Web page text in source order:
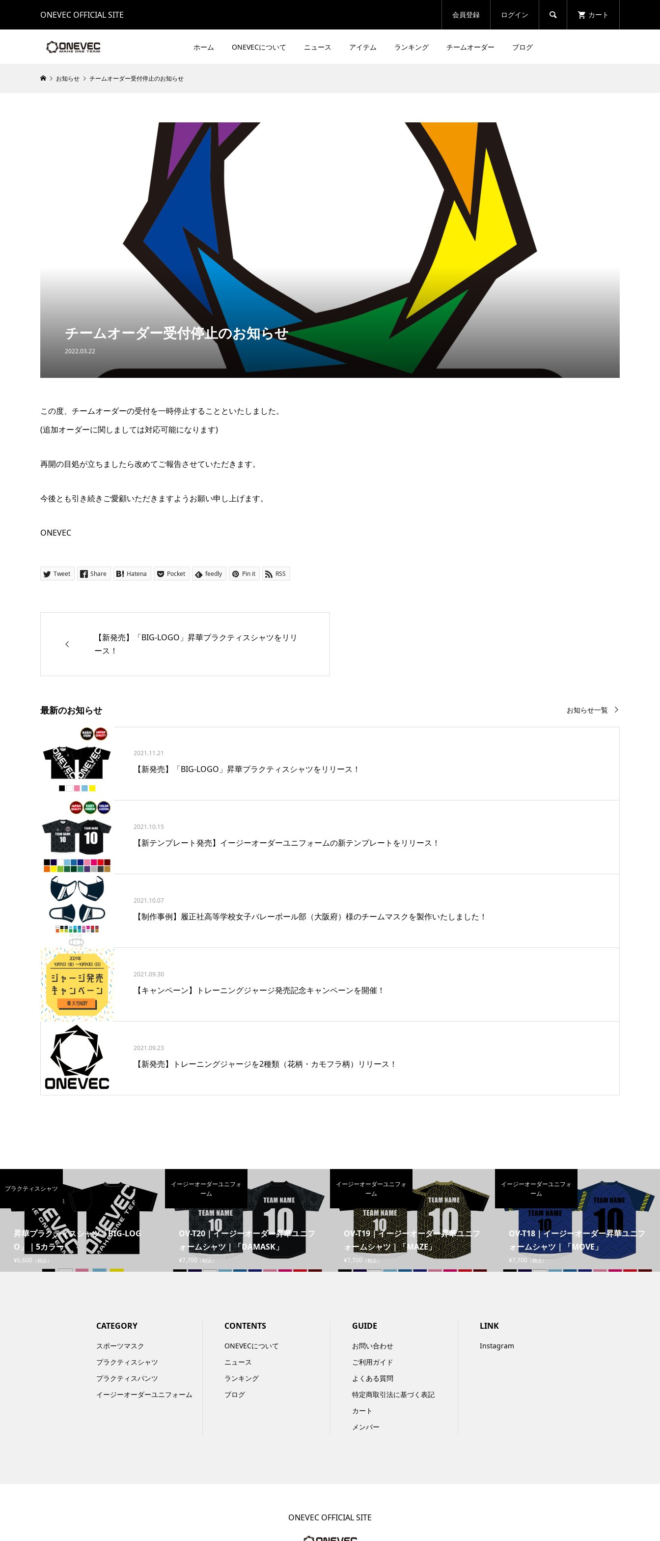
ONEVEC OFFICIAL SITE 会員登録 ログイン  カート
ホーム ONEVECについて ニュース アイテム ランキング チームオーダー ブログ
お知らせ チームオーダー受付停止のお知らせ
チームオーダー受付停止のお知らせ
2022.03.22
この度、チームオーダーの受付を一時停止することといたしました。
(追加オーダーに関しましては対応可能になります)
再開の目処が立ちましたら改めてご報告させていただきます。
今後とも引き続きご愛顧いただきますようお願い申し上げます。
ONEVEC
Tweet Share Hatena Pocket feedly Pin it RSS
【新発売】「BIG-LOGO」昇華プラクティスシャツをリリ
ース！
最新のお知らせ お知らせ一覧
2021.11.21
【新発売】「BIG-LOGO」昇華プラクティスシャツをリリース！
2021.10.15
【新テンプレート発売】イージーオーダーユニフォームの新テンプレートをリリース！
2021.10.07
【制作事例】履正社高等学校女子バレーボール部（大阪府）様のチームマスクを製作いたしました！
2021.09.30
【キャンペーン】トレーニングジャージ発売記念キャンペーンを開催！
2021.09.23
【新発売】トレーニングジャージを2種類（花柄・カモフラ柄）リリース！
昇華プラクティスシャツ「BIG-LOG
O」｜5カラー
¥6,600 （税込）
プラクティスシャツ
OV-T20｜イージーオーダー昇華ユニフ
ォームシャツ｜「DAMASK」
¥7,700 （税込）
イージーオーダーユニフォ
ーム
OV-T19｜イージーオーダー昇華ユニフ
ォームシャツ｜「MAZE」
¥7,700 （税込）
イージーオーダーユニフォ
ーム
OV-T18｜イージーオーダー昇華ユニフ
ォームシャツ｜「MOVE」
¥7,700 （税込）
イージーオーダーユニフォ
ーム
CATEGORY
スポーツマスク
プラクティスシャツ
プラクティスパンツ
イージーオーダーユニフォーム
CONTENTS
ONEVECについて
ニュース
ランキング
ブログ
GUIDE
お問い合わせ
ご利用ガイド
よくある質問
特定商取引法に基づく表記
カート
メンバー
LINK
Instagram
ONEVEC OFFICIAL SITE